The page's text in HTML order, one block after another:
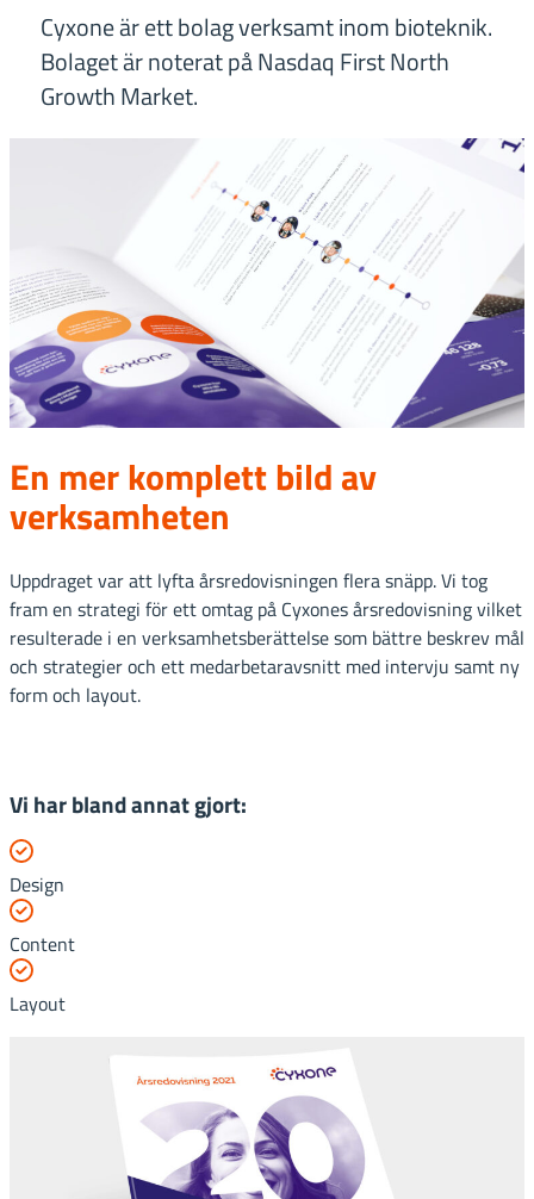
Cyxone är ett bolag verksamt inom bioteknik.
Bolaget är noterat på Nasdaq First North
Growth Market.
En mer komplett bild av
verksamheten
Uppdraget var att lyfta årsredovisningen flera snäpp. Vi tog
fram en strategi för ett omtag på Cyxones årsredovisning vilket
resulterade i en verksamhetsberättelse som bättre beskrev mål
och strategier och ett medarbetaravsnitt med intervju samt ny
form och layout.
Vi har bland annat gjort:
Design
Content
Layout